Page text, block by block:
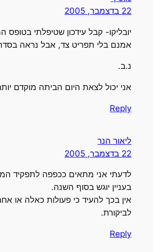
22 בדצמבר, 2005
יובליקו- קבל עידכון שטיפלתי
אמנם בלי תפריט צד, אבל נראה
נ.ב.
אני יכול לצאת היום הביתה מוקדם
Reply
ליאור הנר
22 בדצמבר, 2005
לדעתי אני מתאים ככפפה לתפקיד
בעניין יוגש בסוף השנה.
אין בכך להעיד כי פעולות כאלה או
לביקורת.
Reply